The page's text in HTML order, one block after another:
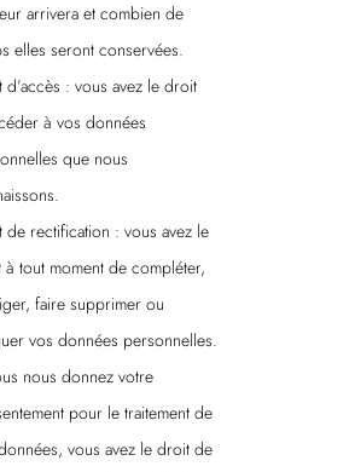
arrivera et combien de
elles seront conservées.
d’accès : vous avez le droit
à vos données
que nous
de rectification : vous avez le
tout moment de compléter,
faire supprimer ou
vos données personnelles.
nous donnez votre
pour le traitement de
vous avez le droit de